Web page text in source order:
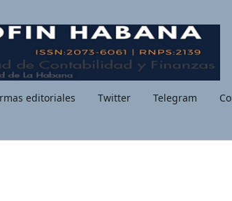
editoriales Twitter Telegram